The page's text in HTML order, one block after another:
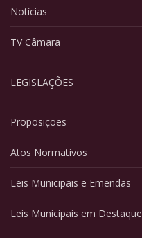
Notícias
TV Câmara
LEGISLAÇÕES
Proposições
Atos Normativos
Leis Municipais e Emendas
Leis Municipais em Destaque